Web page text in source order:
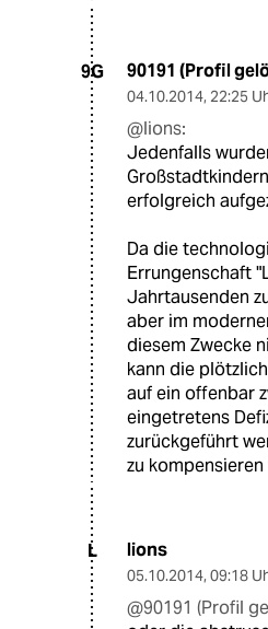
9G 90191 (Profil
04.10.2014, 22:25
@lions:
Jedenfalls
erfolgreich
Da die
Errungenschaft
Jahrtausenden
aber im
diesem Zwecke
kann die
auf ein offenbar
eingetretens
zurückgeführt
zu
L lions
05.10.2014, 09:18
@90191 (Profil